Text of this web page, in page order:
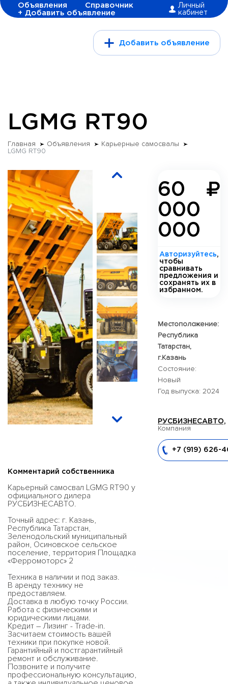
Объявления
Справочник
+ Добавить объявление
Личный
кабинет
Добавить объявление
LGMG RT90
Главная Объявления
Карьерные самосвалы
LGMG RT90
Комментарий собственника
Карьерный самосвал LGMG RT90 у
официального дилера
РУСБИЗНЕСАВТО.
Точный адрес: г. Казань,
Республика Татарстан,
Зеленодольский муниципальный
район, Осиновское сельское
поселение, территория Площадка
«Ферромоторс» 2
Техника в наличии и под заказ.
В аренду технику не
предоставляем.
Доставка в любую точку России.
Работа с физическими и
юридическими лицами.
Кредит – Лизинг - Trade-in.
Засчитаем стоимость вашей
техники при покупке новой.
Гарантийный и постгарантийный
ремонт и обслуживание.
Позвоните и получите
профессиональную консультацию,
60
000
000
Авторизуйтесь,
чтобы
сравнивать
предложения и
сохранять их в
избранном.
Местоположение:
Республика
Татарстан,
г.Казань
Состояние:
Новый
Год выпуска: 2024
РУСБИЗНЕСАВТО,
Компания
+7 (919) 626-